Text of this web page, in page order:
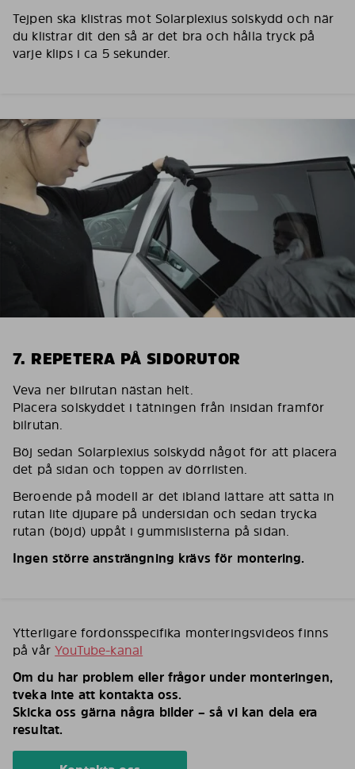
Tejpen ska klistras mot Solarplexius solskydd och när
du klistrar dit den så är det bra och hålla tryck på
varje klips i ca 5 sekunder.
7. REPETERA PÅ SIDORUTOR
Veva ner bilrutan nästan helt.
Placera solskyddet i tätningen från insidan framför
bilrutan.
Böj sedan Solarplexius solskydd något för att placera
det på sidan och toppen av dörrlisten.
Beroende på modell är det ibland lättare att sätta in
rutan lite djupare på undersidan och sedan trycka
rutan (böjd) uppåt i gummislisterna på sidan.
Ingen större ansträngning krävs för montering.
Ytterligare fordonsspecifika monteringsvideos finns
på vårYouTube-kanal
Om du har problem eller frågor under monteringen,
tveka inte att kontakta oss.
Skicka oss gärna några bilder – så vi kan dela era
resultat.